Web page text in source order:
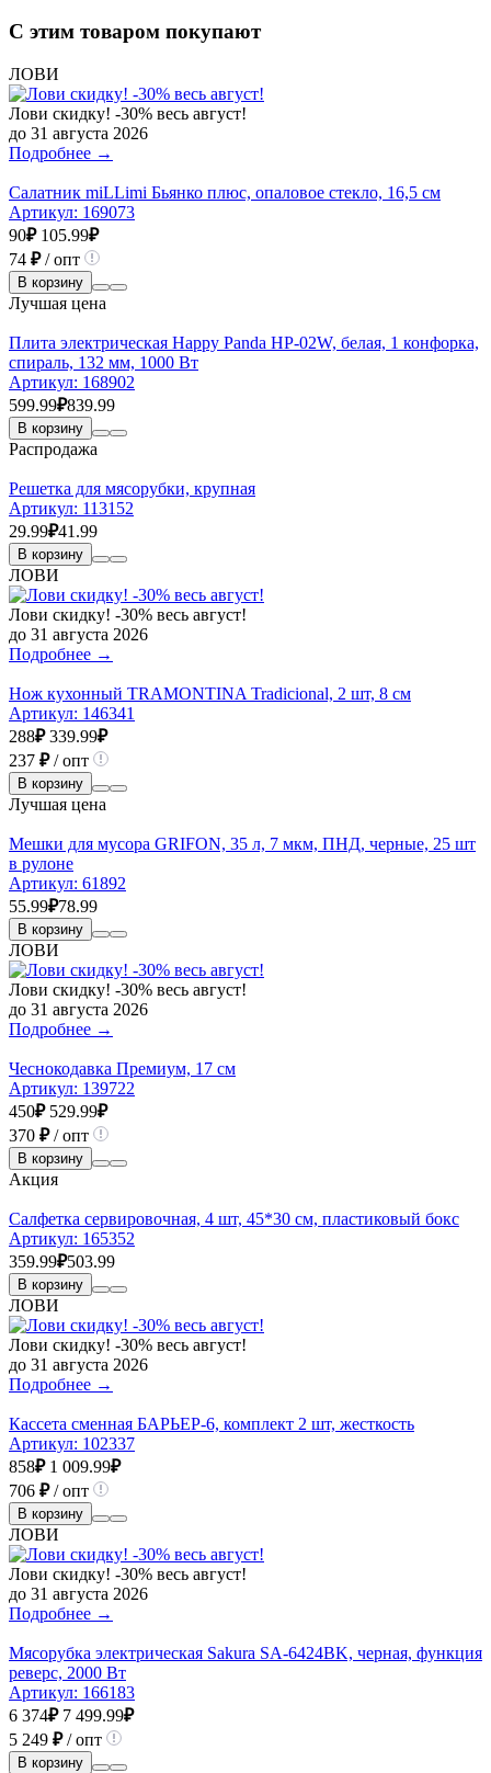
С этим товаром покупают
ЛОВИ
Лови скидку! -30% весь август!
до 31 августа 2026
Подробнее →
Салатник miLLimi Бьянко плюс, опаловое стекло, 16,5 см
Артикул: 169073
90₽ 105.99₽
74 ₽/ опт
В корзину
Лучшая цена
Плита электрическая Happy Panda HP-02W, белая, 1 конфорка,
спираль, 132 мм, 1000 Вт
Артикул: 168902
599.99₽839.99
В корзину
Распродажа
Решетка для мясорубки, крупная
Артикул: 113152
29.99₽41.99
В корзину
ЛОВИ
Лови скидку! -30% весь август!
до 31 августа 2026
Подробнее →
Нож кухонный TRAMONTINA Tradicional, 2 шт, 8 см
Артикул: 146341
288₽ 339.99₽
237 ₽/ опт
В корзину
Лучшая цена
Мешки для мусора GRIFON, 35 л, 7 мкм, ПНД, черные, 25 шт
в рулоне
Артикул: 61892
55.99₽78.99
В корзину
ЛОВИ
Лови скидку! -30% весь август!
до 31 августа 2026
Подробнее →
Чеснокодавка Премиум, 17 см
Артикул: 139722
450₽ 529.99₽
370 ₽/ опт
В корзину
Акция
Салфетка сервировочная, 4 шт, 45*30 см, пластиковый бокс
Артикул: 165352
359.99₽503.99
В корзину
ЛОВИ
Лови скидку! -30% весь август!
до 31 августа 2026
Подробнее →
Кассета сменная БАРЬЕР-6, комплект 2 шт, жесткость
Артикул: 102337
858₽ 1 009.99₽
706 ₽/ опт
В корзину
ЛОВИ
Лови скидку! -30% весь август!
до 31 августа 2026
Подробнее →
Мясорубка электрическая Sakura SA-6424BK, черная, функция
реверс, 2000 Вт
Артикул: 166183
6 374₽ 7 499.99₽
5 249 ₽/ опт
В корзину